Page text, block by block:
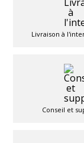
Livraison à
Conseil et